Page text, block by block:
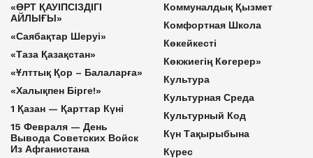
«ӨРТ ҚАУІПСІЗДІГІ
АЙЛЫҒЫ»
«Саябақтар Шеруі»
«Таза Қазақстан»
«Ұлттық Қор – Балаларға»
«Халықпен Бірге!»
1 Қазан — Қарттар Күні
15 Февраля — День
Вывода Советских Войск
Из Афганистана
Коммуналдық Қызмет
Комфортная Школа
Көкейкесті
Көкжиегің Көгерер»
Культура
Культурная Среда
Культурный Код
Күн Тақырыбына
Күрес